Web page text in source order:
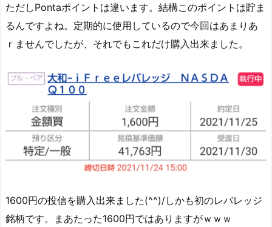
ただしPontaポイントは違います。結構このポイントは貯ま
るんですよね。定期的に使用しているので今回はあまりあ
ｒませんでしたが、それでもこれだけ購入出来ました。
1600円の投信を購入出来ました(^^)/しかも初のレバレッジ
銘柄です。まあたった1600円ではありますがｗｗｗ